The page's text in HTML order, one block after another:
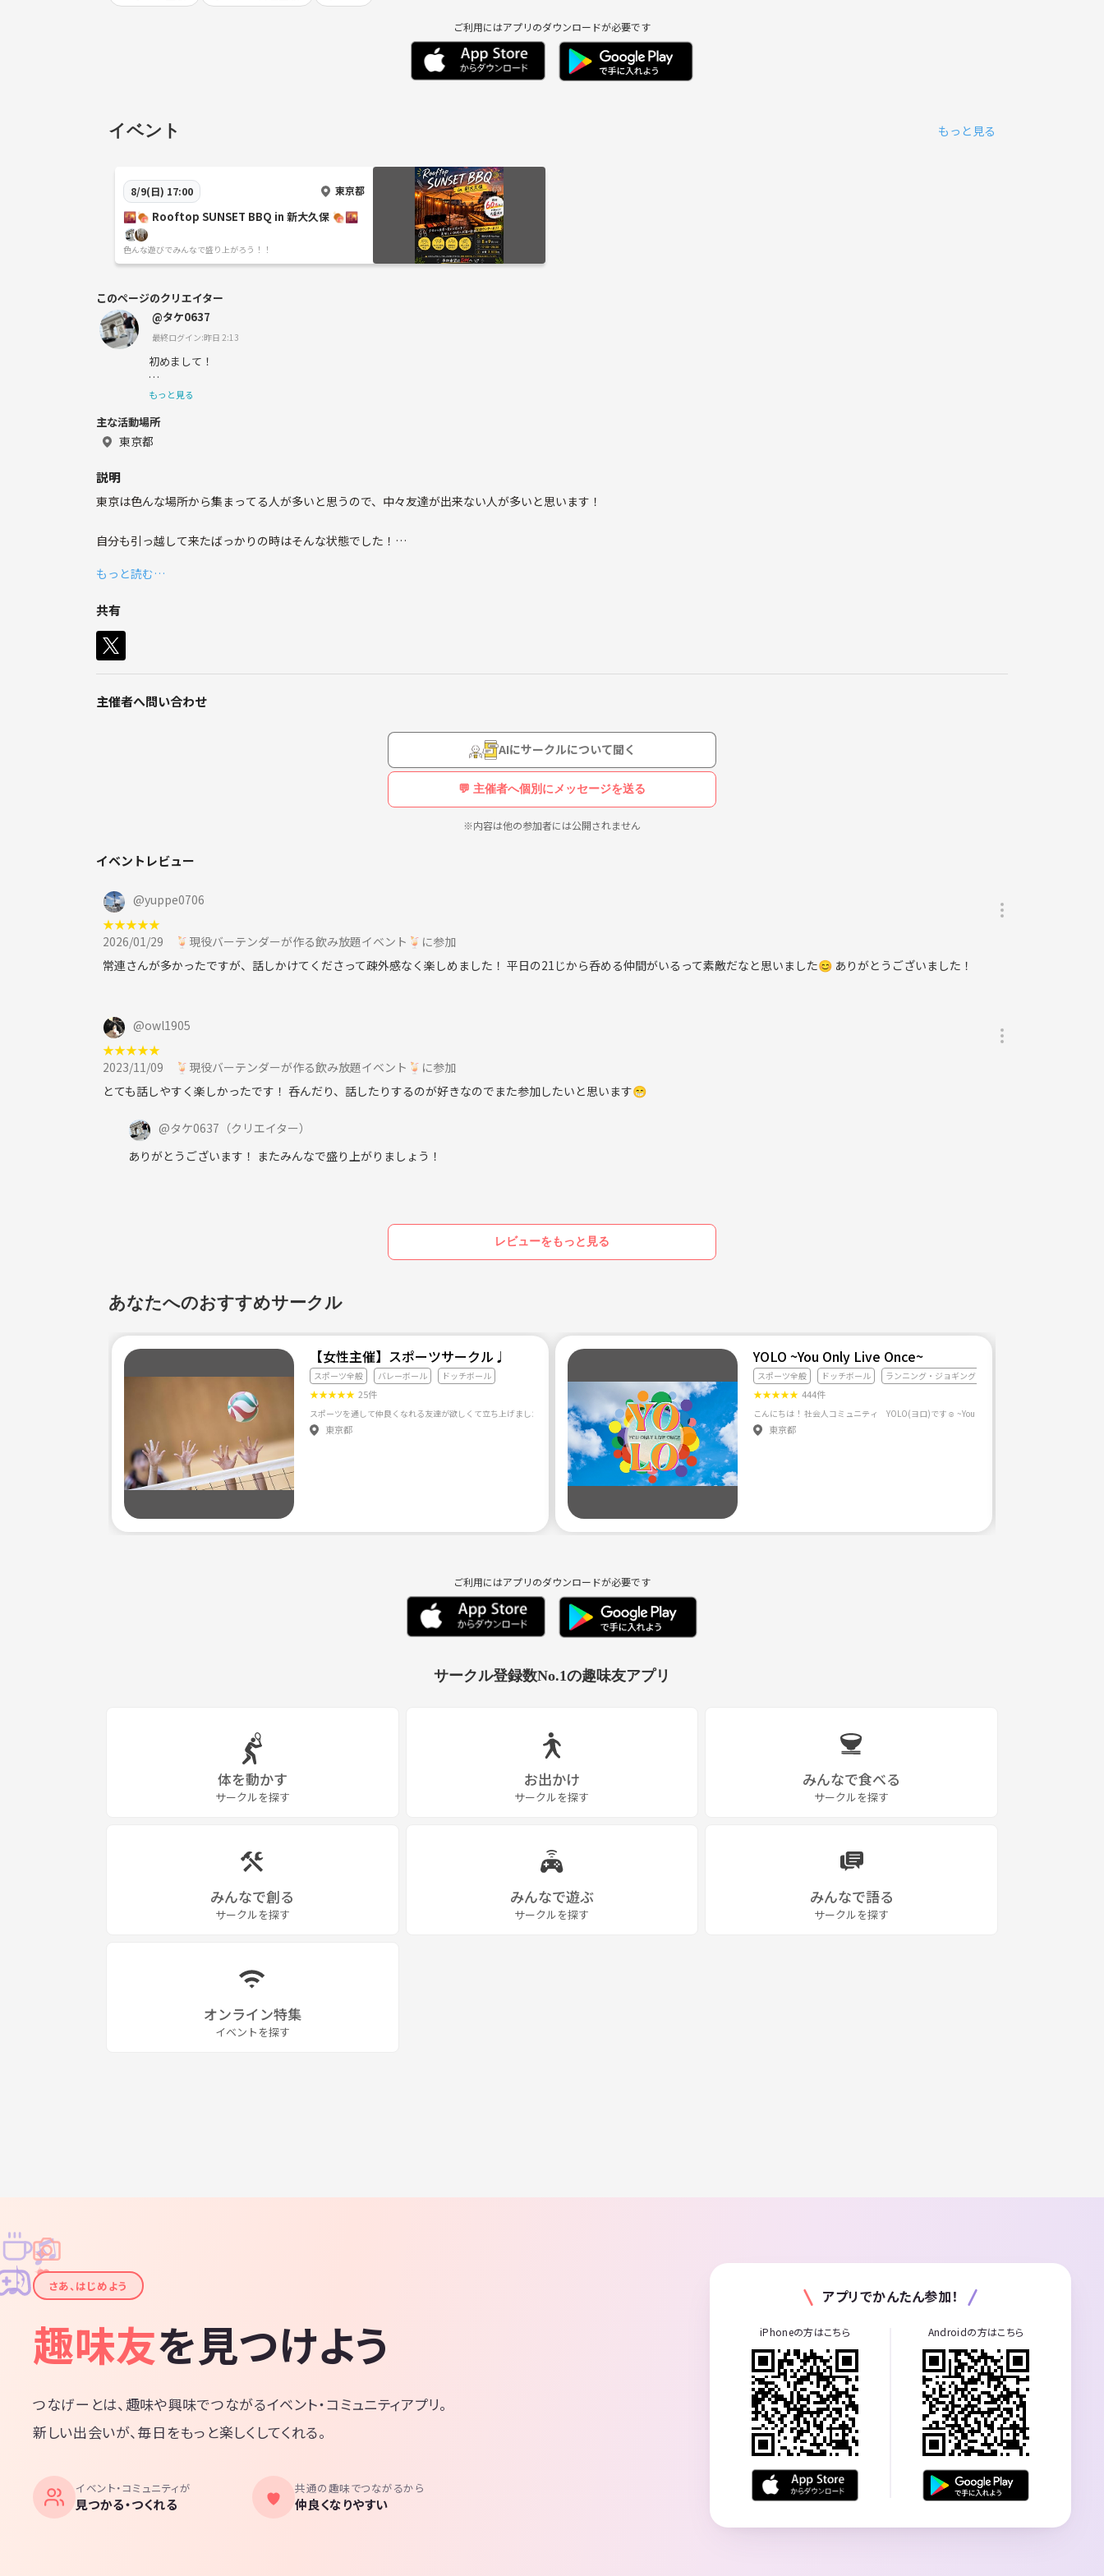
ご利用にはアプリのダウンロードが必要です
イベント もっと見る
8/9(日) 17:00 東京都
🌇🍖 Rooftop SUNSET BBQ in 新大久保 🍖🌇
色んな遊びでみんなで盛り上がろう！！
このページのクリエイター
@タケ0637
最終ログイン:昨日 2:13
初めまして！
飲むのが好きなんで飲み友探したいと思ってます！
もっと見る
主な活動場所
東京都
説明
東京は色んな場所から集まってる人が多いと思うので、中々友達が出来ない人が多いと思います！
自分も引っ越して来たばっかりの時はそんな状態でした！
そうゆう人達の為に盛り上がれる場所を作っていきたいと思います！
もっと読む…
共有
主催者へ問い合わせ
AIにサークルについて聞く
💬 主催者へ個別にメッセージを送る
※内容は他の参加者には公開されません
イベントレビュー
@yuppe0706
★★★★★
2026/01/29
🍹現役バーテンダーが作る飲み放題イベント🍹に参加
常連さんが多かったですが、話しかけてくださって疎外感なく楽しめました！ 平日の21じから呑める仲間がいるって素敵だなと思いました😊 ありがとうございました！
@owl1905
★★★★★
2023/11/09
🍹現役バーテンダーが作る飲み放題イベント🍹に参加
とても話しやすく楽しかったです！ 呑んだり、話したりするのが好きなのでまた参加したいと思います😁
@タケ0637 （クリエイター）
ありがとうございます！ またみんなで盛り上がりましょう！
レビューをもっと見る
あなたへのおすすめサークル
【女性主催】スポーツサークル♩
スポーツ全般 バレーボール ドッチボール
★★★★★ 25件
東京都
YOLO ~You Only Live Once~
スポーツ全般 ドッチボール ランニング・ジョギング
★★★★★ 444件
東京都
ご利用にはアプリのダウンロードが必要です
サークル登録数No.1の趣味友アプリ
体を動かす
サークルを探す
お出かけ
サークルを探す
みんなで食べる
サークルを探す
みんなで創る
サークルを探す
みんなで遊ぶ
サークルを探す
みんなで語る
サークルを探す
オンライン特集
イベントを探す
✦
✦
✧
✧
♪
♫
さあ、はじめよう
趣味友を見つけよう
つなげーとは、趣味や興味でつながるイベント・コミュニティアプリ。
新しい出会いが、毎日をもっと楽しくしてくれる。
イベント・コミュニティが
見つかる・つくれる
共通の趣味でつながるから
仲良くなりやすい
アプリでかんたん参加！
iPhoneの方はこちら Androidの方はこちら